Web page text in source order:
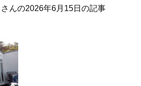
んの2026年6月15日の記事